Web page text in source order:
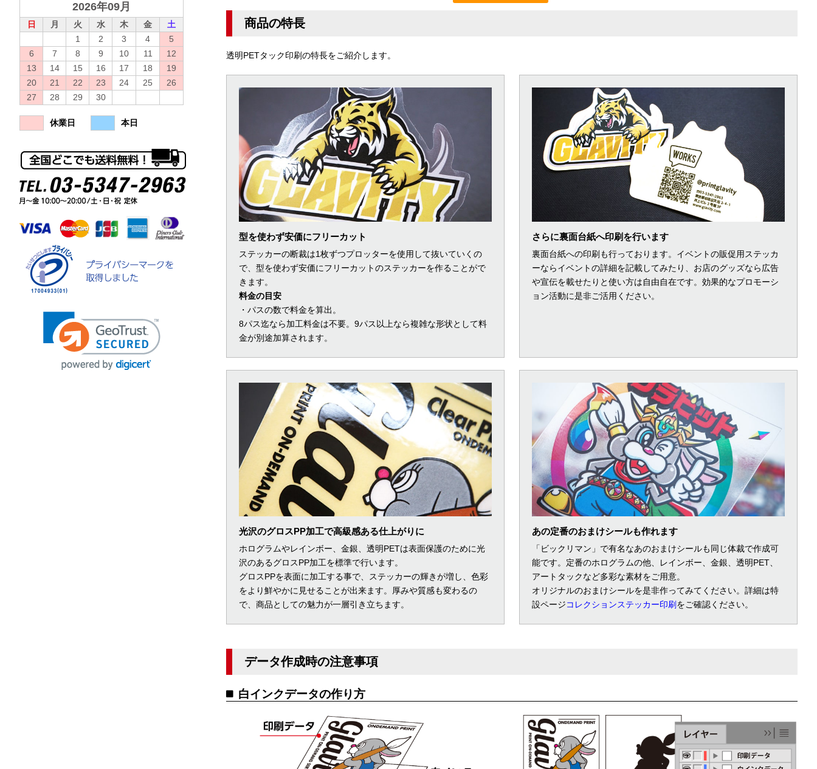
2026年09月
日 月 火 水 木 金
土
1
2 3 4
5
6
7 8 9 10 11
12
13
14 15 16 17 18
19
20
21 22 23 24 25
26
27
28 29 30
休業日 本日
商品の特長
透明PETタック印刷の特長をご紹介します。
型を使わず安価にフリーカット
ステッカーの断裁は1枚ずつプロッターを使用して抜いていくの
で、型を使わず安価にフリーカットのステッカーを作ることがで
きます。
料金の目安
・パスの数で料金を算出。
8パス迄なら加工料金は不要。9パス以上なら複雑な形状として料
金が別途加算されます。
さらに裏面台紙へ印刷を行います
裏面台紙への印刷も行っております。イベントの販促用ステッカ
ーならイベントの詳細を記載してみたり、お店のグッズなら広告
や宣伝を載せたりと使い方は自由自在です。効果的なプロモーシ
ョン活動に是非ご活用ください。
光沢のグロスPP加工で高級感ある仕上がりに
ホログラムやレインボー、金銀、透明PETは表面保護のために光
沢のあるグロスPP加工を標準で行います。
グロスPPを表面に加工する事で、ステッカーの輝きが増し、色彩
をより鮮やかに見せることが出来ます。厚みや質感も変わるの
で、商品としての魅力が一層引き立ちます。
あの定番のおまけシールも作れます
「ビックリマン」で有名なあのおまけシールも同じ体裁で作成可
能です。定番のホログラムの他、レインボー、金銀、透明PET、
アートタックなど多彩な素材をご用意。
オリジナルのおまけシールを是非作ってみてください。詳細は特
設ページコレクションステッカー印刷 をご確認ください。
データ作成時の注意事項
白インクデータの作り方